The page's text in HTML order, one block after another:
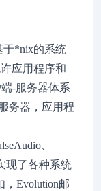
于*nix的系统
应用程序和
-服务器体系
务器，应用程
、
现了各种系统
Evolution邮